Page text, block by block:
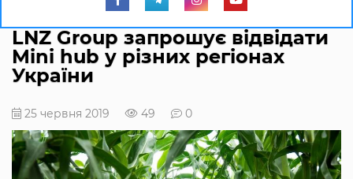
LNZ Group запрошує відвідати
Mini hub у різних регіонах
України
25 червня 2019 49 0